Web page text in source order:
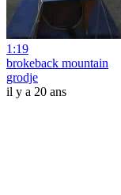
1:19
brokeback mountain
grodje
il y a 20 ans